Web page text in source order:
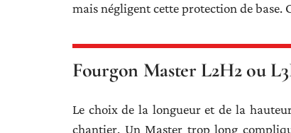
mais négligent cette protection de base.
Fourgon Master L2H2 ou
Le choix de la longueur et de la
chantier. Un Master trop long